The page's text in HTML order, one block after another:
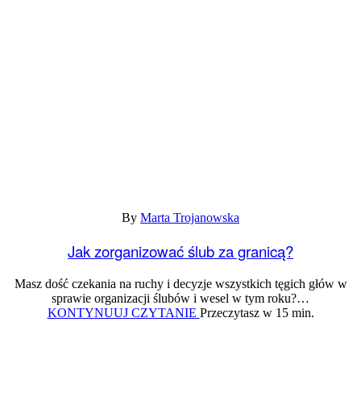
By Marta Trojanowska
Jak zorganizować ślub za granicą?
Masz dość czekania na ruchy i decyzje wszystkich tęgich głów w
sprawie organizacji ślubów i wesel w tym roku?…
KONTYNUUJ CZYTANIE Jak
Przeczytasz w 15 min.